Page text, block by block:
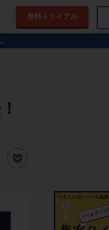
無料トライアル